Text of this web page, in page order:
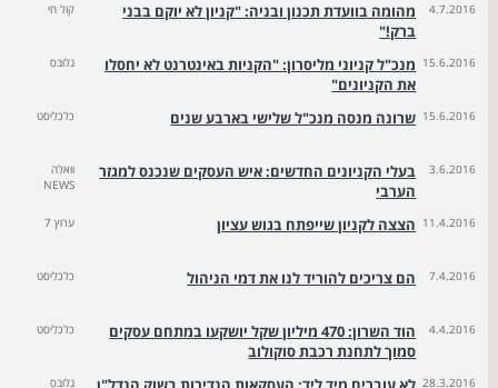
4.7.2016
מהומה בוועדת תכנון ובניה: "קניון לא יוקם בבני
ברק!"
קול חי
15.6.2016 מנכ"ל קניוני מליסרון: "הקניות באינטרנט לא יחסלו
את הקניונים"
גלובס
15.6.2016 שרונה מנסה מנכ"ל שלישי בארבע שנים כלכליסט
3.6.2016
בעלי הקניונים החדשים: איש העסקים שנכנס למגזר
הערבי
וואלה
NEWS
11.4.2016 הצצה לקניון שייפתח בגוש עציון ערוץ 7
7.4.2016 הם צריכים להוריד לנו את דמי הניהול כלכליסט
4.4.2016
הוד השרון: 470 מיליון שקל יושקעו במתחם עסקים
סמוך לתחנת רכבת סוקולוב
כלכליסט
28.3.2016 גלובס